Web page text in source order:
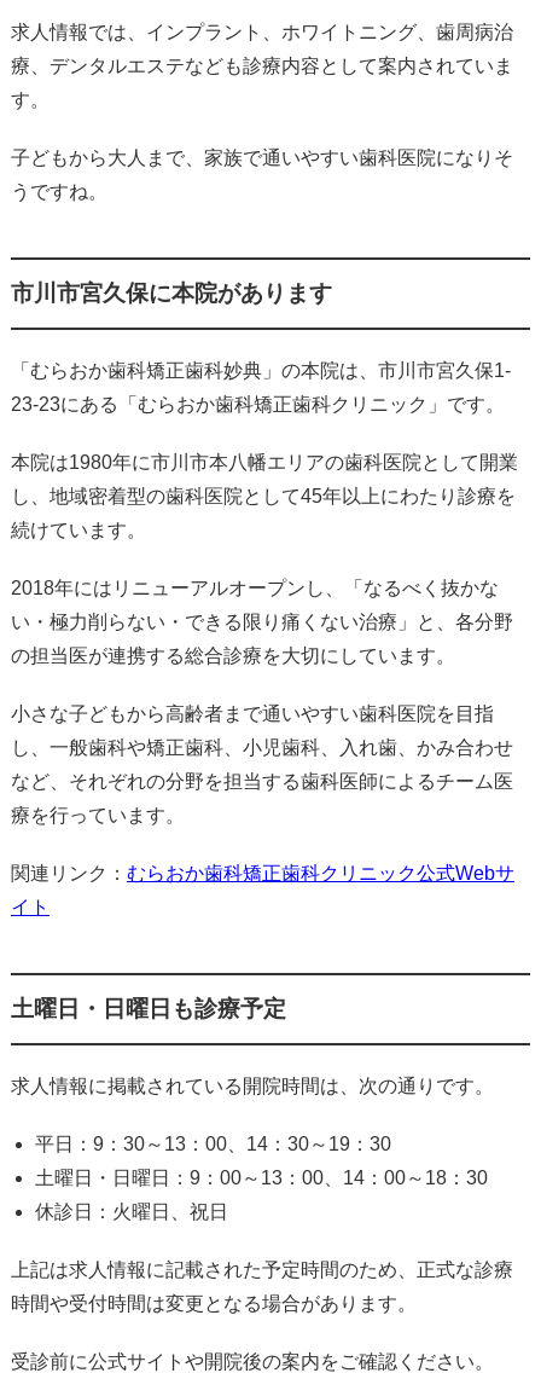
求人情報では、インプラント、ホワイトニング、歯周病治
療、デンタルエステなども診療内容として案内されていま
す。
子どもから大人まで、家族で通いやすい歯科医院になりそ
うですね。
市川市宮久保に本院があります
「むらおか歯科矯正歯科妙典」の本院は、市川市宮久保1-
23-23にある「むらおか歯科矯正歯科クリニック」です。
本院は1980年に市川市本八幡エリアの歯科医院として開業
し、地域密着型の歯科医院として45年以上にわたり診療を
続けています。
2018年にはリニューアルオープンし、「なるべく抜かな
い・極力削らない・できる限り痛くない治療」と、各分野
の担当医が連携する総合診療を大切にしています。
小さな子どもから高齢者まで通いやすい歯科医院を目指
し、一般歯科や矯正歯科、小児歯科、入れ歯、かみ合わせ
など、それぞれの分野を担当する歯科医師によるチーム医
療を行っています。
関連リンク： むらおか歯科矯正歯科クリニック公式Webサ
イト
土曜日・日曜日も診療予定
求人情報に掲載されている開院時間は、次の通りです。
平日：9：30～13：00、14：30～19：30
土曜日・日曜日：9：00～13：00、14：00～18：30
休診日：火曜日、祝日
上記は求人情報に記載された予定時間のため、正式な診療
時間や受付時間は変更となる場合があります。
受診前に公式サイトや開院後の案内をご確認ください。